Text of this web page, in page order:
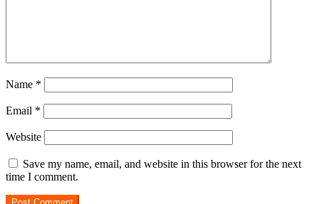
Name *
Email *
Website
Save my name, email, and website in this browser for the next
time I comment.